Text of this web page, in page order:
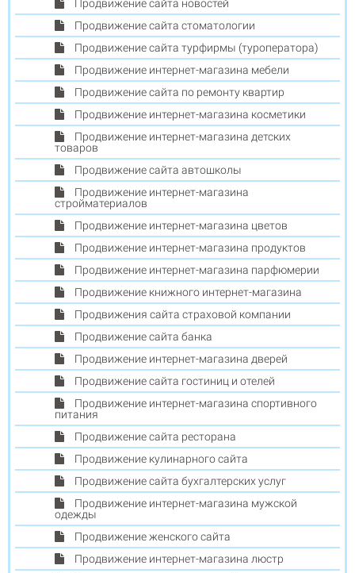
Продвижение сайта новостей
Продвижение сайта стоматологии
Продвижение сайта турфирмы (туроператора)
Продвижение интернет-магазина мебели
Продвижение сайта по ремонту квартир
Продвижение интернет-магазина косметики
Продвижение интернет-магазина детских
товаров
Продвижение сайта автошколы
Продвижение интернет-магазина
стройматериалов
Продвижение интернет-магазина цветов
Продвижение интернет-магазина продуктов
Продвижение интернет-магазина парфюмерии
Продвижение книжного интернет-магазина
Продвижения сайта страховой компании
Продвижение сайта банка
Продвижение интернет-магазина дверей
Продвижение сайта гостиниц и отелей
Продвижение интернет-магазина спортивного
питания
Продвижение сайта ресторана
Продвижение кулинарного сайта
Продвижение сайта бухгалтерских услуг
Продвижение интернет-магазина мужской
одежды
Продвижение женского сайта
Продвижение интернет-магазина люстр